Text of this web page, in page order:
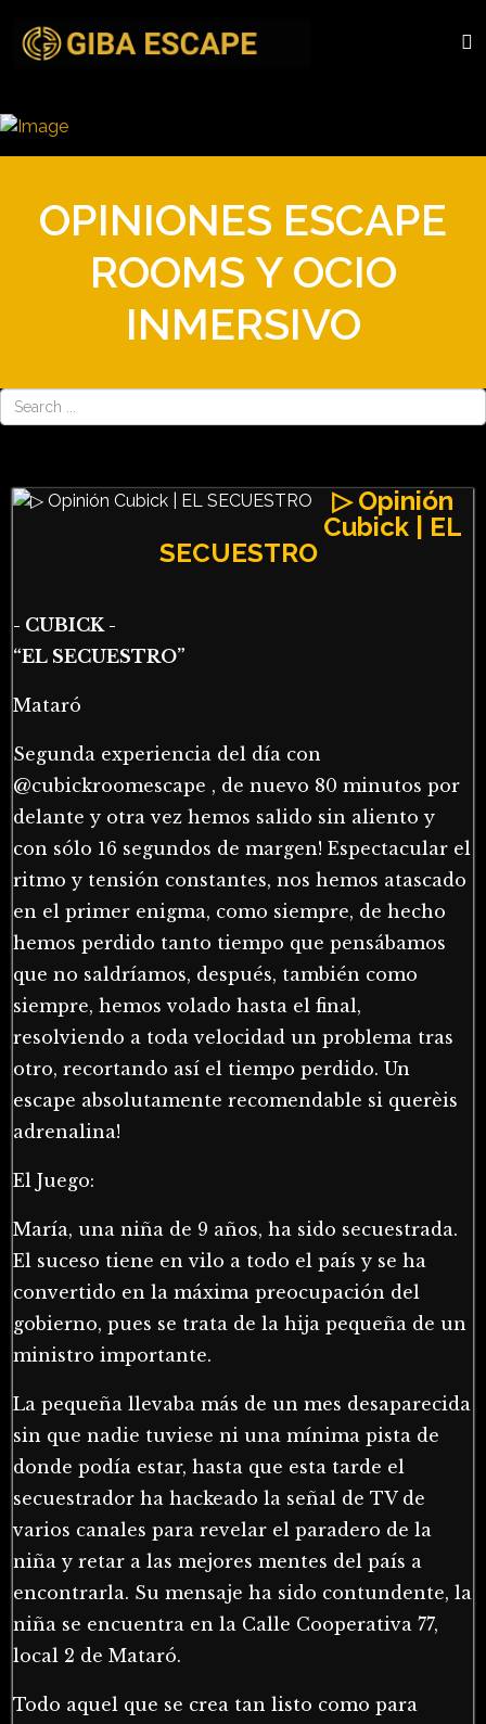
OPINIONES ESCAPE
ROOMS Y OCIO
INMERSIVO
▷ Opinión
Cubick | EL
SECUESTRO
- CUBICK -
“EL SECUESTRO”
Mataró
Segunda experiencia del día con
@cubickroomescape , de nuevo 80 minutos por
delante y otra vez hemos salido sin aliento y
con sólo 16 segundos de margen! Espectacular el
ritmo y tensión constantes, nos hemos atascado
en el primer enigma, como siempre, de hecho
hemos perdido tanto tiempo que pensábamos
que no saldríamos, después, también como
siempre, hemos volado hasta el final,
resolviendo a toda velocidad un problema tras
otro, recortando así el tiempo perdido. Un
escape absolutamente recomendable si querèis
adrenalina!⠀⠀⠀ ⠀⠀⠀ ⠀⠀⠀ ⠀⠀⠀ ⠀⠀⠀ ⠀⠀⠀
El Juego:
María, una niña de 9 años, ha sido secuestrada.
El suceso tiene en vilo a todo el país y se ha
convertido en la máxima preocupación del
gobierno, pues se trata de la hija pequeña de un
ministro importante.
La pequeña llevaba más de un mes desaparecida
sin que nadie tuviese ni una mínima pista de
donde podía estar, hasta que esta tarde el
secuestrador ha hackeado la señal de TV de
varios canales para revelar el paradero de la
niña y retar a las mejores mentes del país a
encontrarla. Su mensaje ha sido contundente, la
niña se encuentra en la Calle Cooperativa 77,
local 2 de Mataró.
Todo aquel que se crea tan listo como para